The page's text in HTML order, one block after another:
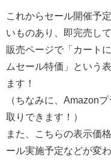
これからセール開催予
いものあり、即完売し
販売ページで「カート
ムセール特価」という
ます！
（ちなみに、Amazon
取りできます！）
また、こちらの表示価
ール実施予定などが変